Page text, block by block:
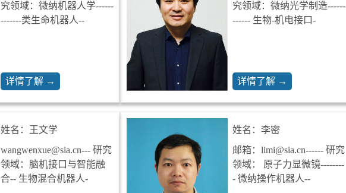
究领域：微纳机器人学------
-------类生命机器人--
详情了解 →
究领域：微纳光学制造------
------ 生物-机电接口-
详情了解 →
姓名：王文学
wangwenxue@sia.cn--- 研究
领域：脑机接口与智能融
合-- 生物混合机器人-
姓名：李密
邮箱：limi@sia.cn------ 研究
领域： 原子力显微镜--------
- 微纳操作机器人--